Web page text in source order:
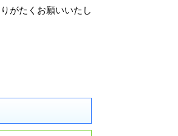
がたくお願いいたし